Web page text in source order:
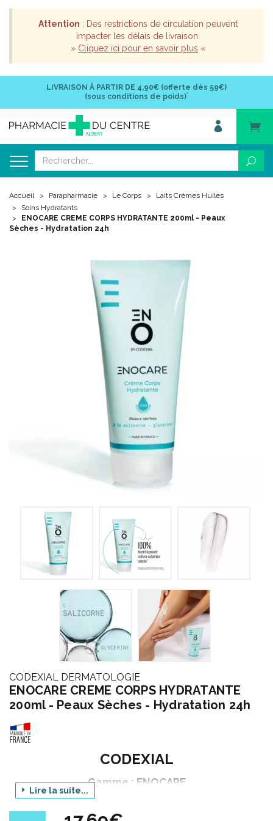
Attention : Des restrictions de circulation peuvent
impacter les délais de livraison.
» Cliquez ici pour en savoir plus «
LIVRAISON À PARTIR DE 4,90€ (offerte dès 59€)
(sous conditions de poids)*
Accueil Parapharmacie Le Corps
Laits Crèmes Huiles
Soins Hydratants
ENOCARE CREME CORPS HYDRATANTE 200ml - Peaux
Sèches - Hydratation 24h
CODEXIAL DERMATOLOGIE
ENOCARE CREME CORPS HYDRATANTE
200ml - Peaux Sèches - Hydratation 24h
CODEXIAL
Gamme : ENOCARE
Produit : CREME CORPS HYDRATANTE
Lire la suite...